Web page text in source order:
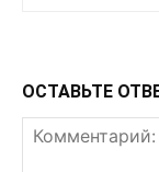
ОСТАВЬТЕ